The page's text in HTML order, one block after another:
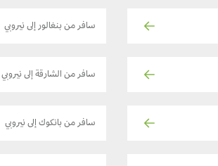
سافر من بنغالور إلى نيروبي
سافر من الشارقة إلى نيروبي
سافر من بانكوك إلى نيروبي